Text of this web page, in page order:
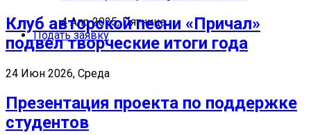
4 Апр 2025, Пятница
Подать заявку
Клуб авторской песни «Причал»
подвел творческие итоги года
24 Июн 2026, Среда
Презентация проекта по поддержке
студентов